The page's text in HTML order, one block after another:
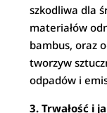
szkodliwa dla
materiałów
bambus, oraz
tworzyw
odpadów i
3. Trwałość i